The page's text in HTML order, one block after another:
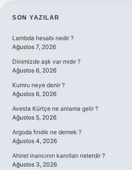
SIDEBAR
SON YAZILAR
Lambda hesabı nedir ?
Ağustos 7, 2026
Dinimizde aşk var mıdır ?
Ağustos 6, 2026
Kumru neye denir ?
Ağustos 6, 2026
Avesta Kürtçe ne anlama gelir ?
Ağustos 5, 2026
Argoda fındık ne demek ?
Ağustos 4, 2026
Ahiret inancının kanıtları nelerdir ?
Ağustos 3, 2026